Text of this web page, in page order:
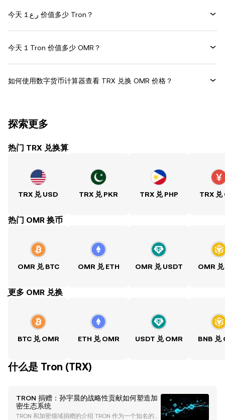
今天 ر.ع.1 价值多少 Tron？
今天 1 Tron 价值多少 OMR？
如何使用数字货币计算器查看 TRX 兑换 OMR 价格？
探索更多
热门 TRX 兑换算
TRX 兑 USD TRX 兑 PKR TRX 兑 PHP TRX 兑
热门 OMR 换币
OMR 兑 BTC OMR 兑 ETH OMR 兑 USDT OMR
ִִִִִִִִִִִִִִִִִִִִִִִִִִִִִִִִִִִִִִִִִִִִִִִִ更多 OMR 兑换
BTC 兑 OMR ETH 兑 OMR USDT 兑 OMR BNB 兑
什么是 Tron (TRX)
TRON 捐赠：孙宇晨的战略性贡献如何塑造加
密生态系统
TRON 和加密领域捐赠的介绍 TRON 作为一个知名的区